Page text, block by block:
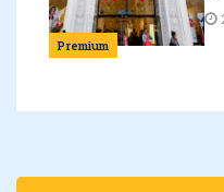
Premium